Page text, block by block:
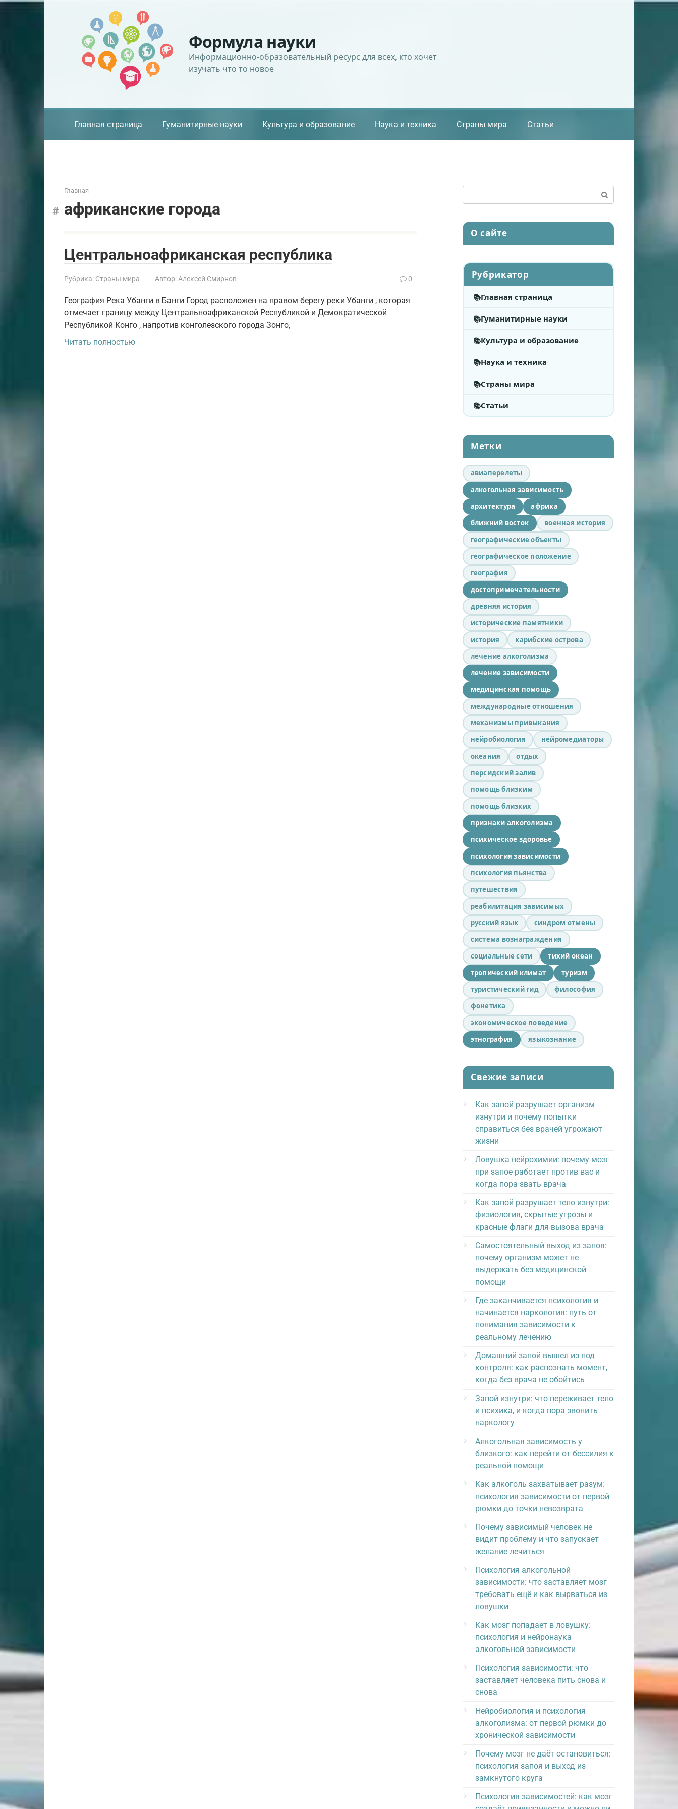
Перейти
Формула науки
Информационно-образовательный ресурс для всех, кто хочет
изучать что то новое
Главная страница Гуманитирные науки Культура и образование Наука и техника Страны мира Статьи
Главная
африканские города
Центральноафриканская республика
Рубрика: Страны мира Автор: Алексей Смирнов 0
География Река Убанги в Банги Город расположен на правом берегу реки Убанги , которая
отмечает границу между Центральноафриканской Республикой и Демократической
Республикой Конго , напротив конголезского города Зонго,
Читать полностью
О сайте
Рубрикатор
Главная страница
Гуманитирные науки
Культура и образование
Наука и техника
Страны мира
Статьи
Метки
авиаперелеты
алкогольная зависимость
архитектура
африка
ближний восток
военная история
географические объекты
географическое положение
география
достопримечательности
древняя история
исторические памятники
история
карибские острова
лечение алкоголизма
лечение зависимости
медицинская помощь
международные отношения
механизмы привыкания
нейробиология
нейромедиаторы
океания
отдых
персидский залив
помощь близким
помощь близких
признаки алкоголизма
психическое здоровье
психология зависимости
психология пьянства
путешествия
реабилитация зависимых
русский язык
синдром отмены
система вознаграждения
социальные сети
тихий океан
тропический климат
туризм
туристический гид
философия
фонетика
экономическое поведение
этнография
языкознание
Свежие записи
Как запой разрушает организм
изнутри и почему попытки
справиться без врачей угрожают
жизни
Ловушка нейрохимии: почему мозг
при запое работает против вас и
когда пора звать врача
Как запой разрушает тело изнутри:
физиология, скрытые угрозы и
красные флаги для вызова врача
Самостоятельный выход из запоя:
почему организм может не
выдержать без медицинской
помощи
Где заканчивается психология и
начинается наркология: путь от
понимания зависимости к
реальному лечению
Домашний запой вышел из-под
контроля: как распознать момент,
когда без врача не обойтись
Запой изнутри: что переживает тело
и психика, и когда пора звонить
наркологу
Алкогольная зависимость у
близкого: как перейти от бессилия к
реальной помощи
Как алкоголь захватывает разум:
психология зависимости от первой
рюмки до точки невозврата
Почему зависимый человек не
видит проблему и что запускает
желание лечиться
Психология алкогольной
зависимости: что заставляет мозг
требовать ещё и как вырваться из
ловушки
Как мозг попадает в ловушку:
психология и нейронаука
алкогольной зависимости
Психология зависимости: что
заставляет человека пить снова и
снова
Нейробиология и психология
алкоголизма: от первой рюмки до
хронической зависимости
Почему мозг не даёт остановиться:
психология запоя и выход из
замкнутого круга
Психология зависимостей: как мозг